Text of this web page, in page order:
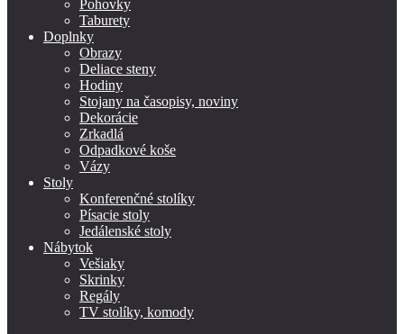
Pohovky
Taburety
Doplnky
Obrazy
Deliace steny
Hodiny
Stojany na časopisy, noviny
Dekorácie
Zrkadlá
Odpadkové koše
Vázy
Stoly
Konferenčné stolíky
Písacie stoly
Jedálenské stoly
Nábytok
Vešiaky
Skrinky
Regály
TV stolíky, komody